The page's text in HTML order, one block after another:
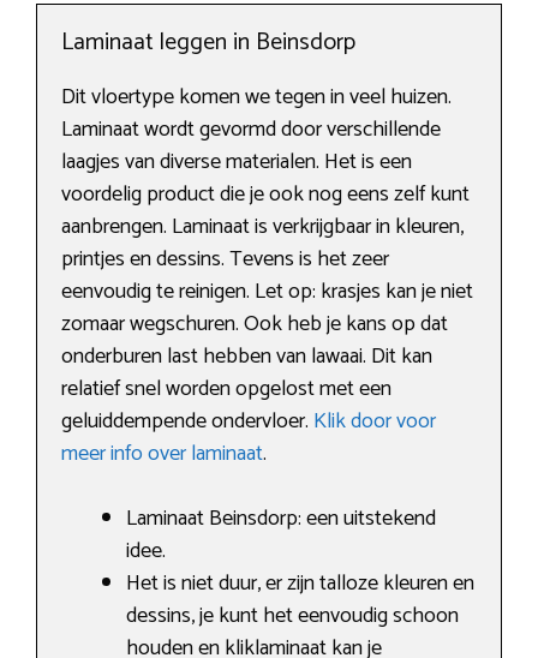
Laminaat leggen in Beinsdorp
Dit vloertype komen we tegen in veel huizen.
Laminaat wordt gevormd door verschillende
laagjes van diverse materialen. Het is een
voordelig product die je ook nog eens zelf kunt
aanbrengen. Laminaat is verkrijgbaar in kleuren,
printjes en dessins. Tevens is het zeer
eenvoudig te reinigen. Let op: krasjes kan je niet
zomaar wegschuren. Ook heb je kans op dat
onderburen last hebben van lawaai. Dit kan
relatief snel worden opgelost met een
geluiddempende ondervloer. Klik door voor
meer info over laminaat.
Laminaat Beinsdorp: een uitstekend
idee.
Het is niet duur, er zijn talloze kleuren en
dessins, je kunt het eenvoudig schoon
houden en kliklaminaat kan je